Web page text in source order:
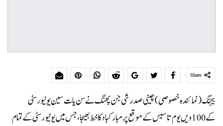
Share
بیجنگ (نمائندہ خصوصی) چینی صدر شی جن پھنگ نے سن یات سین یونیورسٹی
کے 100ویں یوم تاسیس کے موقع پر مبارکباد کا خط بھیجا، جس میں یونیورسٹی کے تمام